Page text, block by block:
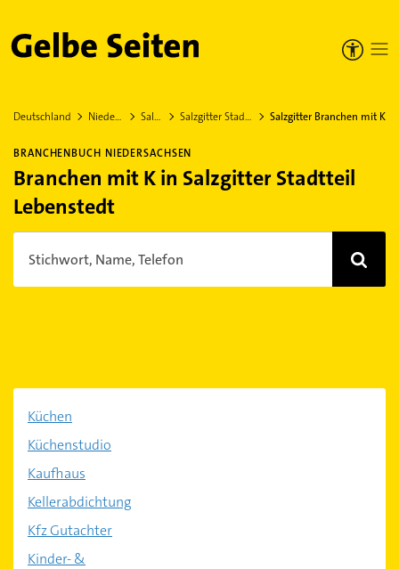
Gelbe Seiten
Deutschland Niedersachsen Salzgitter Salzgitter Stadtteil Lebenstedt Salzgitter Branchen mit K
BRANCHENBUCH NIEDERSACHSEN
Branchen mit K in Salzgitter Stadtteil
Lebenstedt
Stichwort, Name, Telefon
Küchen
Küchenstudio
Kaufhaus
Kellerabdichtung
Kfz Gutachter
Kinder- &